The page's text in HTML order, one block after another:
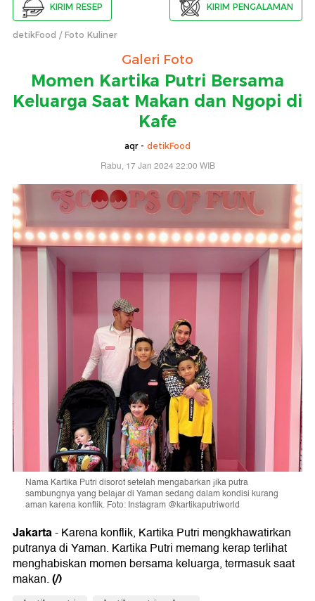
KIRIM RESEP KIRIM PENGALAMAN
detikFood Foto Kuliner
Galeri Foto
Momen Kartika Putri Bersama
Keluarga Saat Makan dan Ngopi di
Kafe
aqr - detikFood
Rabu, 17 Jan 2024 22:00 WIB
Nama Kartika Putri disorot setelah mengabarkan jika putra
sambungnya yang belajar di Yaman sedang dalam kondisi kurang
aman karena konflik. Foto: Instagram @kartikaputriworld
Jakarta- Karena konflik, Kartika Putri mengkhawatirkan
putranya di Yaman. Kartika Putri memang kerap terlihat
menghabiskan momen bersama keluarga, termasuk saat
makan.(/)